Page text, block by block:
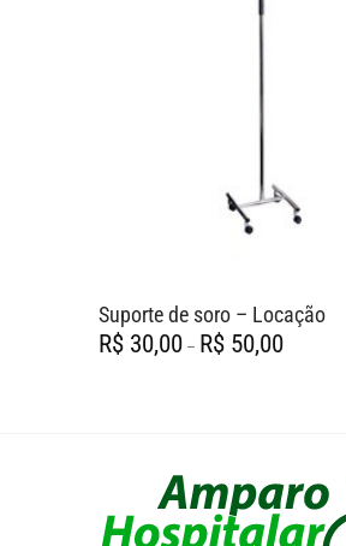
Suporte de soro – Locação
R$30,00 – R$50,00Faixa
de